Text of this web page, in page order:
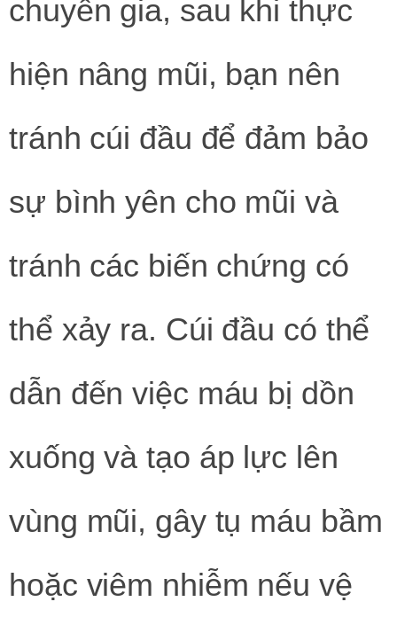
chuyên gia, sau khi thực
hiện nâng mũi, bạn nên
tránh cúi đầu để đảm bảo
sự bình yên cho mũi và
tránh các biến chứng có
thể xảy ra. Cúi đầu có thể
dẫn đến việc máu bị dồn
xuống và tạo áp lực lên
vùng mũi, gây tụ máu bầm
hoặc viêm nhiễm nếu vệ